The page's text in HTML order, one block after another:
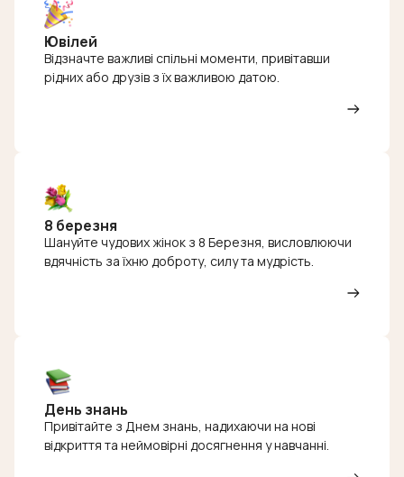
Ювілей
Відзначте важливі спільні моменти, привітавши
рідних або друзів з їх важливою датою.
8 березня
Шануйте чудових жінок з 8 Березня, висловлюючи
вдячність за їхню доброту, силу та мудрість.
День знань
Привітайте з Днем знань, надихаючи на нові
відкриття та неймовірні досягнення у навчанні.